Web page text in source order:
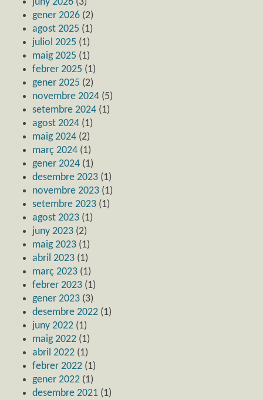
juny 2026 (3)
gener 2026 (2)
agost 2025 (1)
juliol 2025 (1)
maig 2025 (1)
febrer 2025 (1)
gener 2025 (2)
novembre 2024 (5)
setembre 2024 (1)
agost 2024 (1)
maig 2024 (2)
març 2024 (1)
gener 2024 (1)
desembre 2023 (1)
novembre 2023 (1)
setembre 2023 (1)
agost 2023 (1)
juny 2023 (2)
maig 2023 (1)
abril 2023 (1)
març 2023 (1)
febrer 2023 (1)
gener 2023 (3)
desembre 2022 (1)
juny 2022 (1)
maig 2022 (1)
abril 2022 (1)
febrer 2022 (1)
gener 2022 (1)
desembre 2021 (1)